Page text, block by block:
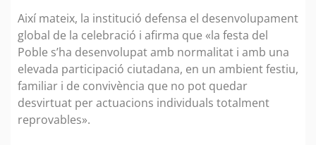
Així mateix, la institució defensa el desenvolupament
global de la celebració i afirma que «la festa del
Poble s’ha desenvolupat amb normalitat i amb una
elevada participació ciutadana, en un ambient festiu,
familiar i de convivència que no pot quedar
desvirtuat per actuacions individuals totalment
reprovables».